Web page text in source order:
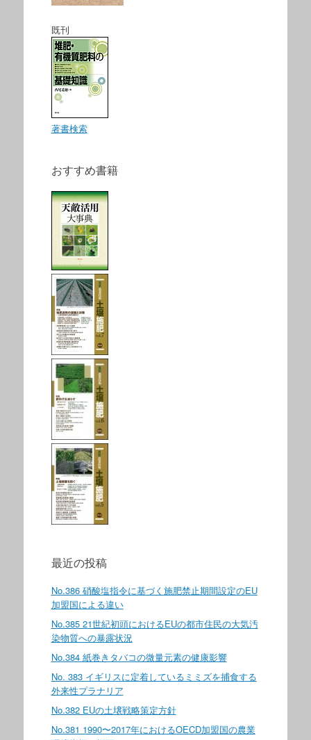
既刊
著書検索
おすすめ書籍
最近の投稿
No.386 硝酸塩指令に基づく施肥禁止期間設定のEU
加盟国による違い
No.385 21世紀初頭におけるEUの都市住民の大気汚
染物質への暴露状況
No.384 紙巻きタバコの微量元素の健康影響
No. 383 イギリスに定着しているミミズを捕食する
外来性プラナリア
No.382 EUの土壌戦略策定方針
No.381 1990〜2017年におけるOECD加盟国の農業